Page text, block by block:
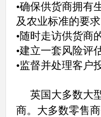
•确保供货商拥有
及农业标准的要
•随时走访供货商
•建立一套风险评
•监督并处理客户
英国大多数大
商。大多数零售